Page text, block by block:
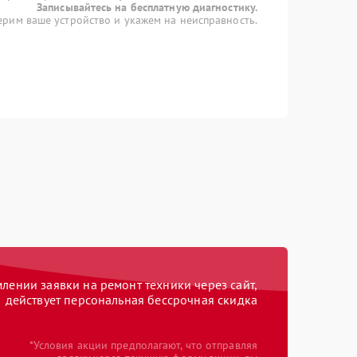
Записывайтесь на бесплатную диагностику.
ваше устройство и укажем на неисправность.
заявки на ремонт техники через сайт,
действует персональная бессрочная скидка
*Условия акции предполагают, что отправляя